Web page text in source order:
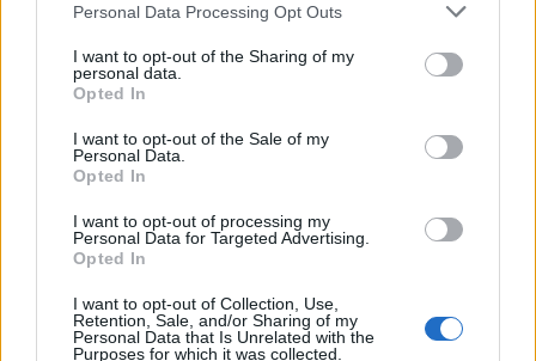
Personal Data Processing Opt Outs
I want to opt-out of the Sharing of my
personal data.
Opted In
I want to opt-out of the Sale of my
Personal Data.
Opted In
I want to opt-out of processing my
Personal Data for Targeted Advertising.
Opted In
I want to opt-out of Collection, Use,
Retention, Sale, and/or Sharing of my
Personal Data that Is Unrelated with the
Purposes for which it was collected.
Αξίζει να σημειωθεί ότι
Σαμαρά συνοδεύτηκε από έντονο
χειροκρότημα από τον κόσμο, που θέλησε να